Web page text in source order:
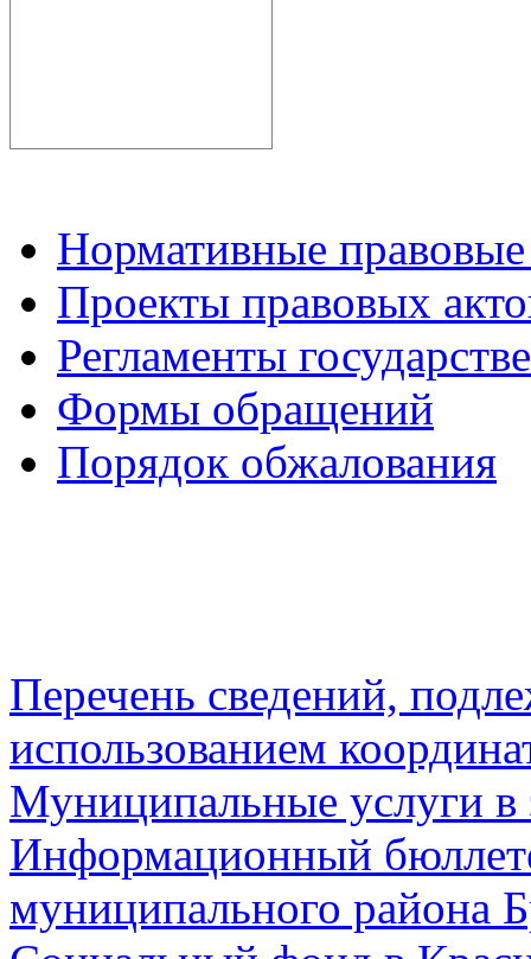
Нормативные
Проекты правовых
Регламенты
Формы обращений
Порядок обжалования
Перечень сведений,
использованием
Муниципальные услуги в
Информационный
муниципального района